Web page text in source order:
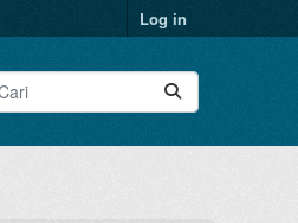
Log in